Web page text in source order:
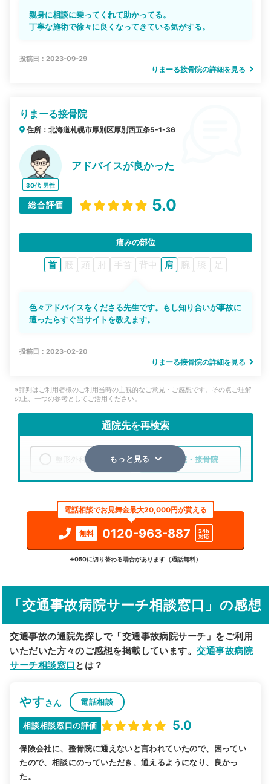
親身に相談に乗ってくれて助かってる。
丁寧な施術で徐々に良くなってきている気がする。
投稿日：2023-09-29
りまーる接骨院の詳細を見る
りまーる接骨院
住所：北海道札幌市厚別区厚別西五条5-1-36
30代 男性
アドバイスが良かった
総合評価 5.0
痛みの部位
首 腰 頭 肘 手首 背中 肩 腕 膝 足
色々アドバイスをくださる先生です。もし知り合いが事故に
遭ったらすぐ当サイトを教えます。
投稿日：2023-02-20
りまーる接骨院の詳細を見る
※評判はご利用者様のご利用当時の主観的なご意見・ご感想です。その点ご理解
の上、一つの参考としてご活用ください。
通院先を再検索
整形外科 整骨院・接骨院
検索する
詳細条件で絞り込む
駅から探す 院名から探す
もっと見る
電話相談でお見舞金最大20,000円が貰える
無料 0120-963-887
24h
対応
※050に切り替わる場合があります（通話無料）
「交通事故病院サーチ相談窓口」の感想
交通事故の通院先探しで「交通事故病院サーチ」をご利用
いただいた方々のご感想を掲載しています。交通事故病院
サーチ相談窓口 とは？
やすさん 電話相談
相談相談窓口の評価 5.0
保険会社に、整骨院に通えないと言われていたので、困ってい
たので、相談にのっていただき、通えるようになり、良かっ
た。